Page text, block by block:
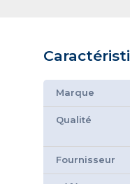
Marque
Qualité
Fournisseur